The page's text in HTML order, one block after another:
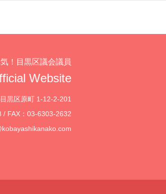
！目黒区議会議員
Website
黒区原町 1-12-2-201
/ FAX：03-6303-2632